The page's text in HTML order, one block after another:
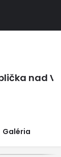
nad
Galéria